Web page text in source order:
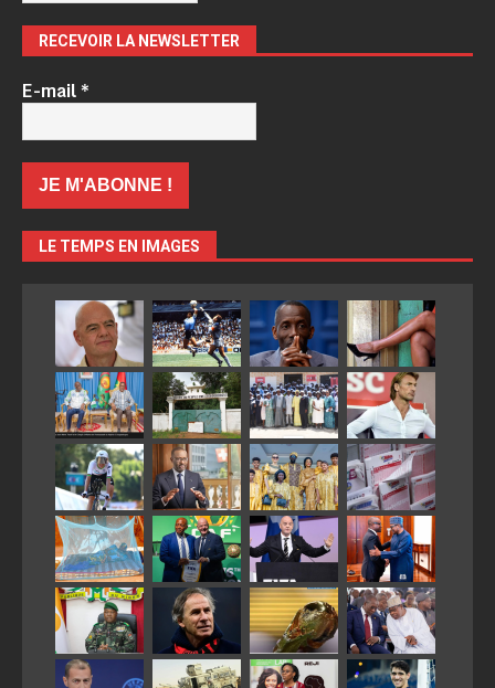
RECEVOIR LA NEWSLETTER
E-mail*
LE TEMPS EN IMAGES